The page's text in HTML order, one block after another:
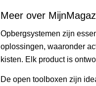
Meer over
Opbergsystemen zijn
oplossingen, waaronder
kisten. Elk product is
De open toolboxen zijn